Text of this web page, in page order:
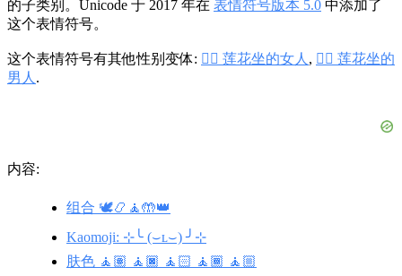
的子类别。Unicode 于 2017 年在 表情符号版本 5.0 中添加了
这个表情符号。
这个表情符号有其他性别变体: 🧘‍♀️ 莲花坐的女人 , 🧘‍♂️ 莲花坐的
男人 .
内容:
组合 🕊️📿🧘🤲👑
Kaomoji: ⊹╰ (⌣ʟ⌣) ╯⊹
肤色 🧘🏽 🧘🏿 🧘🏻 🧘🏾 🧘🏼